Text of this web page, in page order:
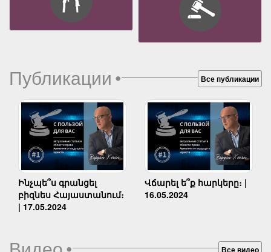
Публикации• Все публикации
Ինչպե՞ս գրանցել
բիզնես Հայաստանում։
| 17.05.2024
Վճարել ե՞ք հարկերը։ |
16.05.2024
Все видео